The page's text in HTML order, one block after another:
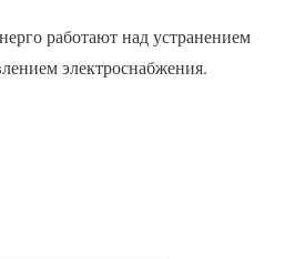
работают над устранением
электроснабжения.